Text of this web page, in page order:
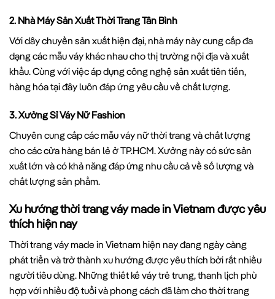
2. Nhà Máy Sản Xuất Thời Trang Tân Bình
Với dây chuyền sản xuất hiện đại, nhà máy này cung cấp đa
dạng các mẫu váy khác nhau cho thị trường nội địa và xuất
khẩu. Cùng với việc áp dụng công nghệ sản xuất tiên tiến,
hàng hóa tại đây luôn đáp ứng yêu cầu về chất lượng.
3. Xưởng Sỉ Váy Nữ Fashion
Chuyên cung cấp các mẫu váy nữ thời trang và chất lượng
cho các cửa hàng bán lẻ ở TP.HCM. Xưởng này có sức sản
xuất lớn và có khả năng đáp ứng nhu cầu cả về số lượng và
chất lượng sản phẩm.
Xu hướng thời trang váy made in Vietnam được yêu
thích hiện nay
Thời trang váy made in Vietnam hiện nay đang ngày càng
phát triển và trở thành xu hướng được yêu thích bởi rất nhiều
người tiêu dùng. Những thiết kế váy trẻ trung, thanh lịch phù
hợp với nhiều độ tuổi và phong cách đã làm cho thời trang